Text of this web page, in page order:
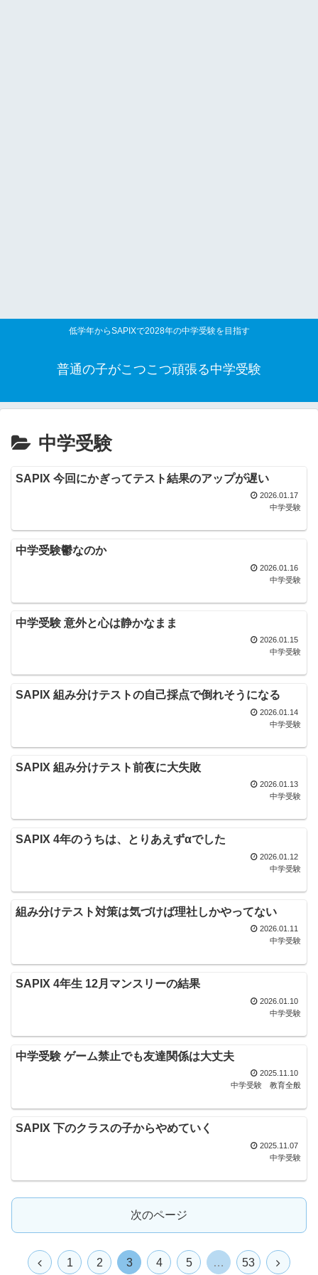
低学年からSAPIXで2028年の中学受験を目指す
普通の子がこつこつ頑張る中学受験
中学受験
SAPIX 今回にかぎってテスト結果のアップが遅い
2026.01.17
中学受験
中学受験鬱なのか
2026.01.16
中学受験
中学受験 意外と心は静かなまま
2026.01.15
中学受験
SAPIX 組み分けテストの自己採点で倒れそうになる
2026.01.14
中学受験
SAPIX 組み分けテスト前夜に大失敗
2026.01.13
中学受験
SAPIX 4年のうちは、とりあえずαでした
2026.01.12
中学受験
組み分けテスト対策は気づけば理社しかやってない
2026.01.11
中学受験
SAPIX 4年生 12月マンスリーの結果
2026.01.10
中学受験
中学受験 ゲーム禁止でも友達関係は大丈夫
2025.11.10
中学受験
教育全般
SAPIX 下のクラスの子からやめていく
2025.11.07
中学受験
次のページ
1 2 3 4 5 … 53